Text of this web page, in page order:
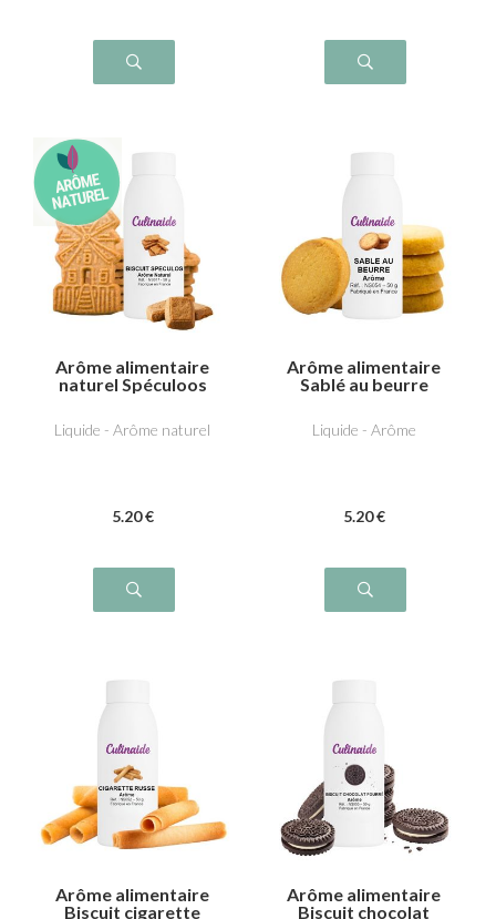
Arôme alimentaire
naturel Spéculoos
Liquide - Arôme naturel
5.20 €
Arôme alimentaire
Sablé au beurre
Liquide - Arôme
5.20 €
Arôme alimentaire
Biscuit cigarette
Arôme alimentaire
Biscuit chocolat